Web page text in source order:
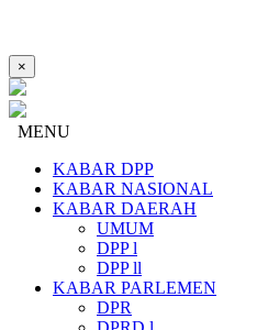
×
MENU
KABAR DPP
KABAR NASIONAL
KABAR DAERAH
UMUM
DPP l
DPP ll
KABAR PARLEMEN
DPR